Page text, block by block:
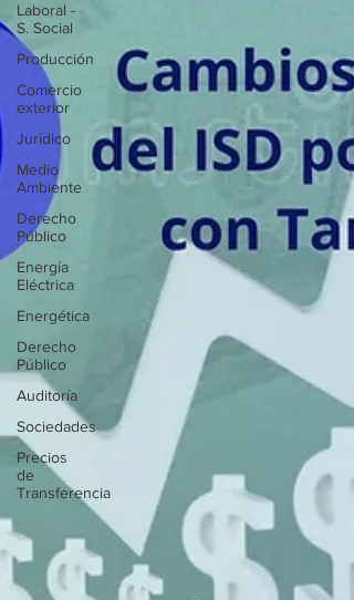
Laboral -
S. Social
Producción
Comercio
exterior
Jurídico
Medio
Ambiente
Derecho
Público
Energía
Eléctrica
Energética
Derecho
Público
Auditoría
Sociedades
Precios
de
Transferencia